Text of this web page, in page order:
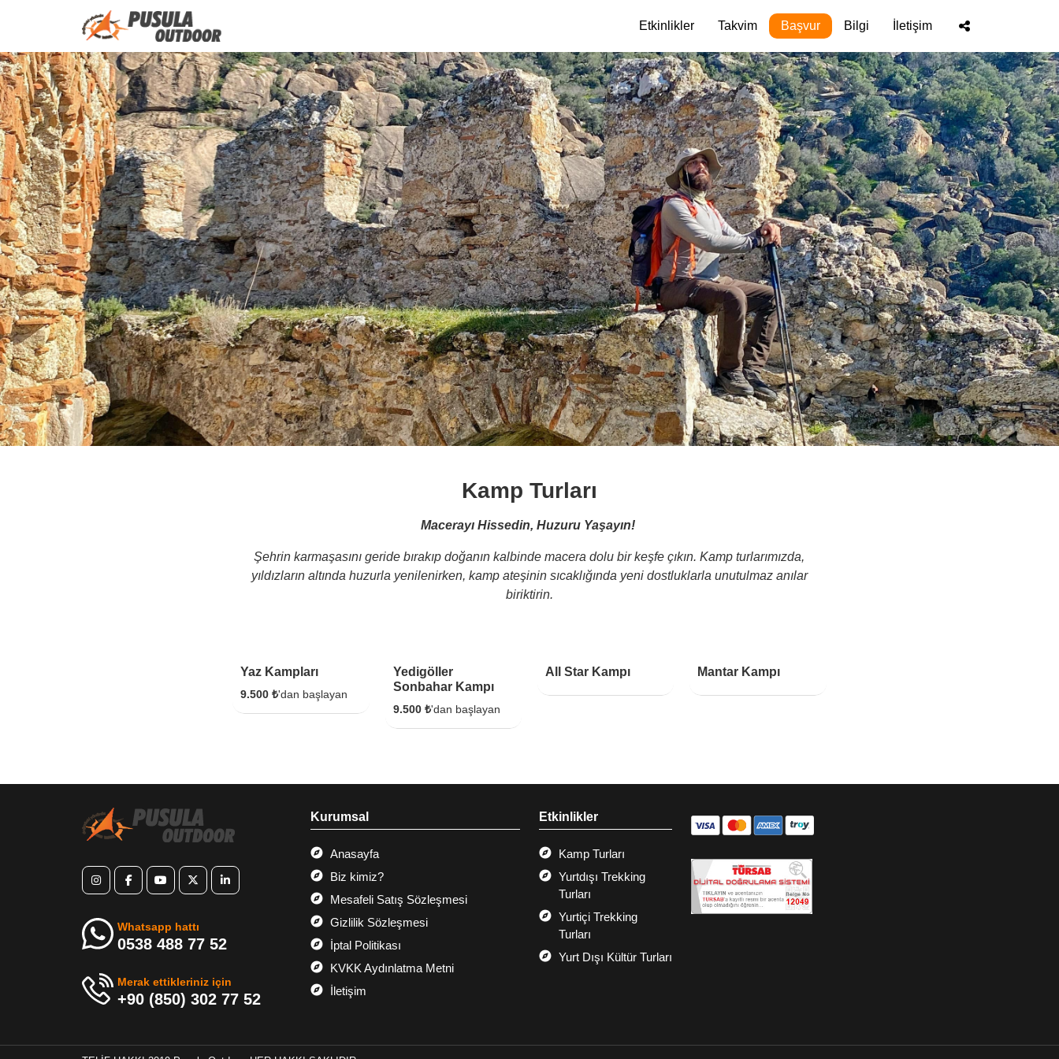
Etkinlikler Takvim Başvur Bilgi İletişim
Kamp Turları
Macerayı Hissedin, Huzuru Yaşayın!
Şehrin karmaşasını geride bırakıp doğanın kalbinde macera dolu bir keşfe çıkın. Kamp turlarımızda,
yıldızların altında huzurla yenilenirken, kamp ateşinin sıcaklığında yeni dostluklarla unutulmaz anılar
biriktirin.
Yaz Kampları
9.500 ₺'dan başlayan
Yedigöller
Sonbahar Kampı
9.500 ₺'dan başlayan
All Star Kampı Mantar Kampı
Whatsapp hattı
0538 488 77 52
Merak ettikleriniz için
+90 (850) 302 77 52
Kurumsal
Anasayfa
Biz kimiz?
Mesafeli Satış Sözleşmesi
Gizlilik Sözleşmesi
İptal Politikası
KVKK Aydınlatma Metni
İletişim
Etkinlikler
Kamp Turları
Yurtdışı Trekking
Turları
Yurtiçi Trekking
Turları
Yurt Dışı Kültür Turları